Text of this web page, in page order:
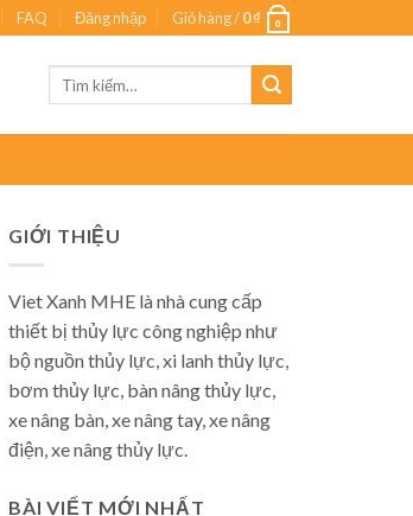
FAQ Đăng nhập Giỏ hàng /0₫ 0
GIỚI THIỆU
Viet Xanh MHE là nhà cung cấp
thiết bị thủy lực công nghiệp như
bộ nguồn thủy lực, xi lanh thủy lực,
bơm thủy lực, bàn nâng thủy lực,
xe nâng bàn, xe nâng tay, xe nâng
điện, xe nâng thủy lực.
BÀI VIẾT MỚI NHẤT